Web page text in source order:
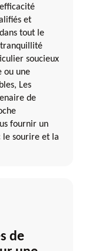
et
tout le
tranquillité
soucieux
ou une
Les
de
fournir un
le sourire et la
de